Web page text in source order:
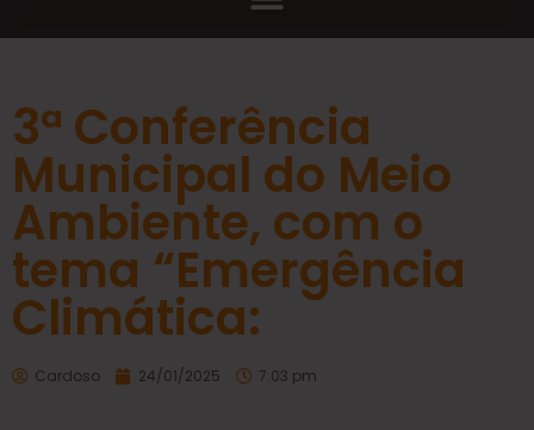
3ª Conferência
Municipal do Meio
Ambiente, com o
tema “Emergência
Climática:
Cardoso 24/01/2025 7:03 pm